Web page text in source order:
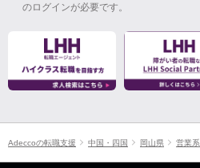
のログインが必要です。
Adeccoの転職支援 中国・四国 岡山県 営業系